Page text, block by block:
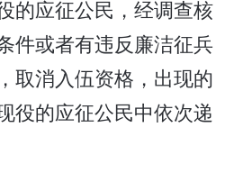
的应征公民，经调查核
件或者有违反廉洁征兵
取消入伍资格，出现的
役的应征公民中依次递